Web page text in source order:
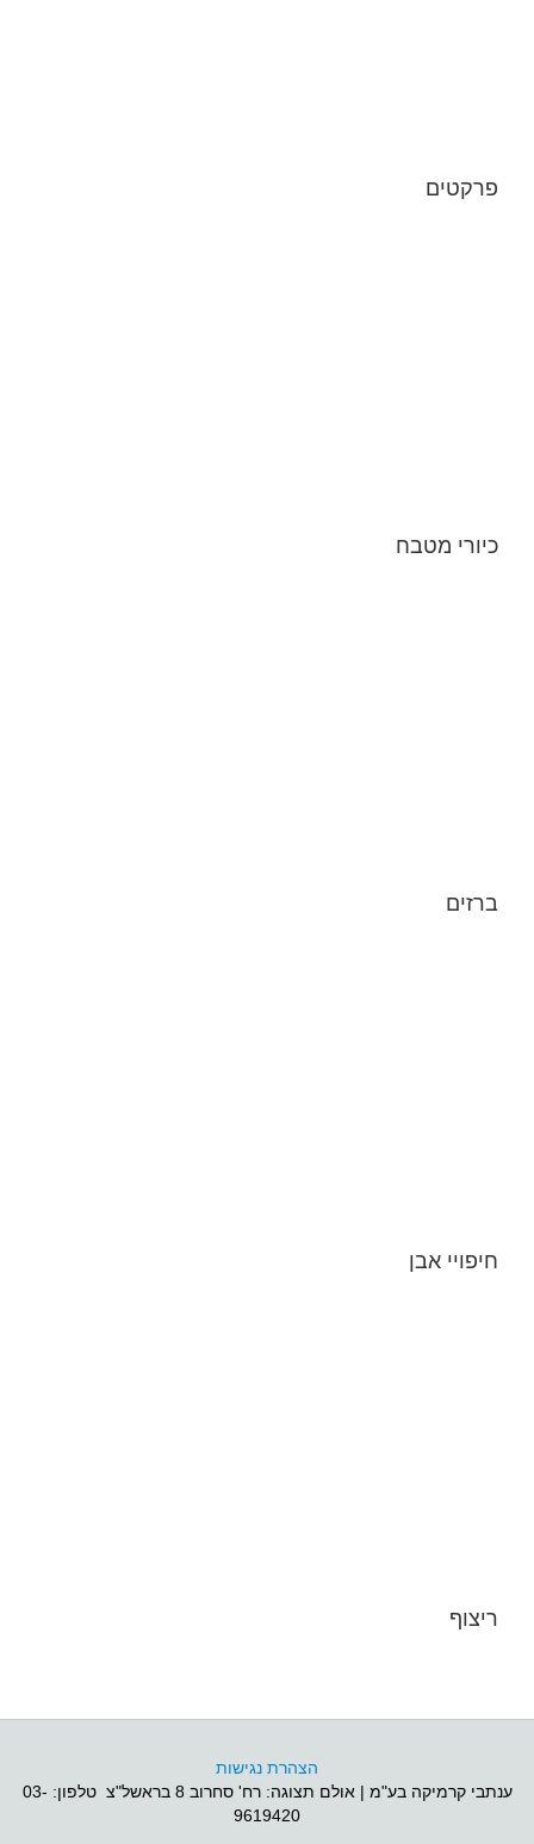
פרקטים
כיורי מטבח
ברזים
חיפויי אבן
ריצוף
הצהרת נגישות
ענתבי קרמיקה בע"מ | אולם תצוגה: רח' סחרוב 8 בראשל"צ טלפון: 03-
9619420